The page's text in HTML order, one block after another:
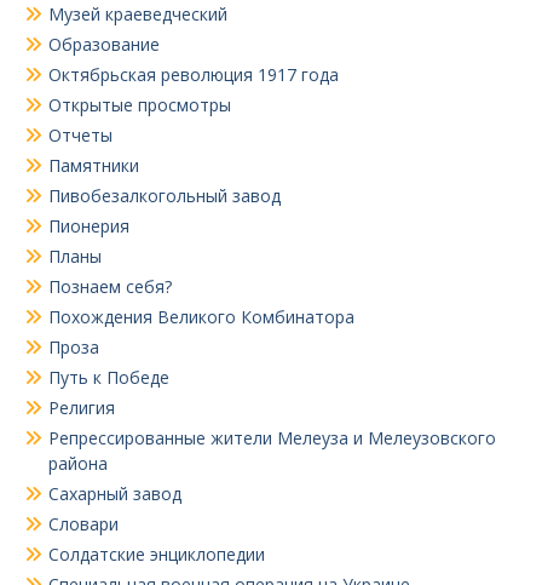
Музей краеведческий
Образование
Октябрьская революция 1917 года
Открытые просмотры
Отчеты
Памятники
Пивобезалкогольный завод
Пионерия
Планы
Познаем себя?
Похождения Великого Комбинатора
Проза
Путь к Победе
Религия
Репрессированные жители Мелеуза и Мелеузовского
района
Сахарный завод
Словари
Солдатские энциклопедии